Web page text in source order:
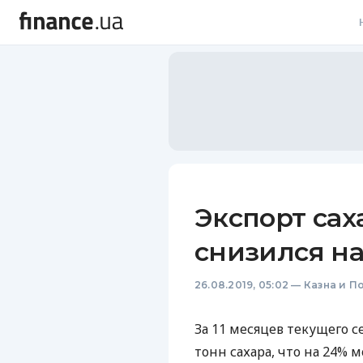
Экспорт
снизился
26.08.2019, 05:02 — Казна и
За 11 месяцев текущего
тонн сахара, что на